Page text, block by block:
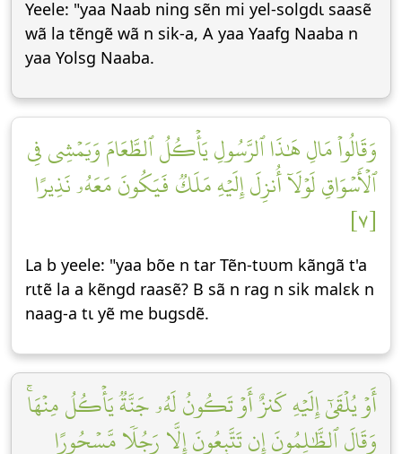
Yeele: "yaa Naab ning sẽn mi yel-solgdɩ saasẽ
wã la tẽngẽ wã n sik-a, A yaa Yaafg Naaba n
yaa Yolsg Naaba.
وَقَالُواْ مَالِ هَٰذَا ٱلرَّسُولِ يَأۡكُلُ ٱلطَّعَامَ وَيَمۡشِي فِي
ٱلۡأَسۡوَاقِ لَوۡلَآ أُنزِلَ إِلَيۡهِ مَلَكٞ فَيَكُونَ مَعَهُۥ نَذِيرًا
[٧]
La b yeele: "yaa bõe n tar Tẽn-tʋʋm kãngã t'a
rɩtẽ la a kẽngd raasẽ? B sã n rag n sik malεk n
naag-a tɩ yẽ me bugsdẽ.
أَوۡ يُلۡقَىٰٓ إِلَيۡهِ كَنزٌ أَوۡ تَكُونُ لَهُۥ جَنَّةٞ يَأۡكُلُ مِنۡهَاۚ
وَقَالَ ٱلظَّٰلِمُونَ إِن تَتَّبِعُونَ إِلَّا رَجُلٗا مَّسۡحُورًا